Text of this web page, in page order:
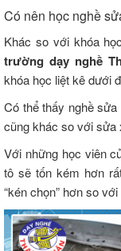
Có nên học nghề
Khác so với khóa
trường dạy nghề
khóa học liệt kê dưới
Có thể thấy nghề
cũng khác so với sửa
Với những học viên
tô sẽ tốn kém hơn
“kén chọn” hơn so